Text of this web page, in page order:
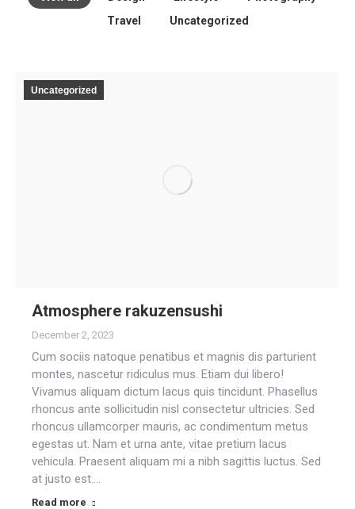
Travel
Uncategorized
Uncategorized
Atmosphere rakuzensushi
December 2, 2023
Cum sociis natoque penatibus et magnis dis parturient
montes, nascetur ridiculus mus. Etiam dui libero!
Vivamus aliquam dictum lacus quis tincidunt. Phasellus
rhoncus ante sollicitudin nisl consectetur ultricies. Sed
rhoncus ullamcorper mauris, ac condimentum metus
egestas ut. Nam et urna ante, vitae pretium lacus
vehicula. Praesent aliquam mi a nibh sagittis luctus. Sed
at justo est.…
Read more